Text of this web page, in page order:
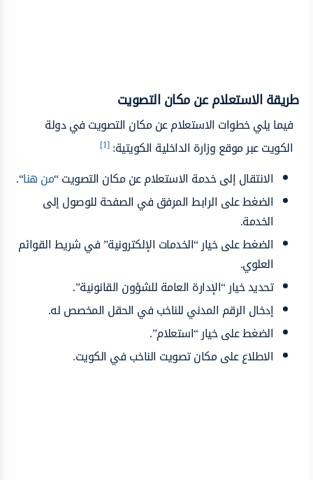
طريقة الاستعلام عن مكان التصويت
فيما يلي خطوات الاستعلام عن مكان التصويت في دولة
الكويت عبر موقع وزارة الداخلية الكويتية:[1]
الانتقال إلى خدمة الاستعلام عن مكان التصويت “من هنا“.
الضغط على الرابط المرفق في الصفحة للوصول إلى
الخدمة.
الضغط على خيار “الخدمات الإلكترونية” في شريط القوائم
العلوي.
تحديد خيار “الإدارة العامة للشؤون القانونية”.
إدخال الرقم المدني للناخب في الحقل المخصص له.
الضغط على خيار “استعلام”.
الاطلاع على مكان تصويت الناخب في الكويت.